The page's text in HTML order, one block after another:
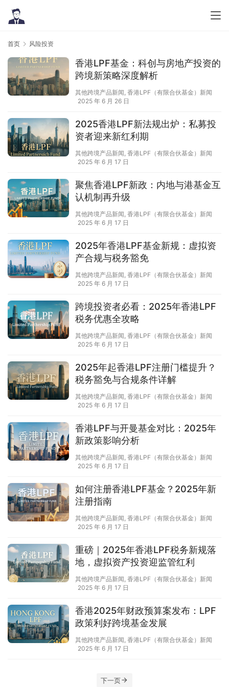
首页 风险投资
香港LPF基金：科创与房地产投资的
跨境新策略深度解析
其他跨境产品新闻, 香港LPF（有限合伙基金）新闻
2025 年 6 月 26 日
2025香港LPF新法规出炉：私募投
资者迎来新红利期
其他跨境产品新闻, 香港LPF（有限合伙基金）新闻
2025 年 6 月 17 日
聚焦香港LPF新政：内地与港基金互
认机制再升级
其他跨境产品新闻, 香港LPF（有限合伙基金）新闻
2025 年 6 月 17 日
2025年香港LPF基金新规：虚拟资
产合规与税务豁免
其他跨境产品新闻, 香港LPF（有限合伙基金）新闻
2025 年 6 月 17 日
跨境投资者必看：2025年香港LPF
税务优惠全攻略
其他跨境产品新闻, 香港LPF（有限合伙基金）新闻
2025 年 6 月 17 日
2025年起香港LPF注册门槛提升？
税务豁免与合规条件详解
其他跨境产品新闻, 香港LPF（有限合伙基金）新闻
2025 年 6 月 17 日
香港LPF与开曼基金对比：2025年
新政策影响分析
其他跨境产品新闻, 香港LPF（有限合伙基金）新闻
2025 年 6 月 17 日
如何注册香港LPF基金？2025年新
注册指南
其他跨境产品新闻, 香港LPF（有限合伙基金）新闻
2025 年 6 月 17 日
重磅｜2025年香港LPF税务新规落
地，虚拟资产投资迎监管红利
其他跨境产品新闻, 香港LPF（有限合伙基金）新闻
2025 年 6 月 17 日
香港2025年财政预算案发布：LPF
政策利好跨境基金发展
其他跨境产品新闻, 香港LPF（有限合伙基金）新闻
2025 年 6 月 17 日
下一页